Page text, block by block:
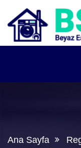
Ana Sayfa